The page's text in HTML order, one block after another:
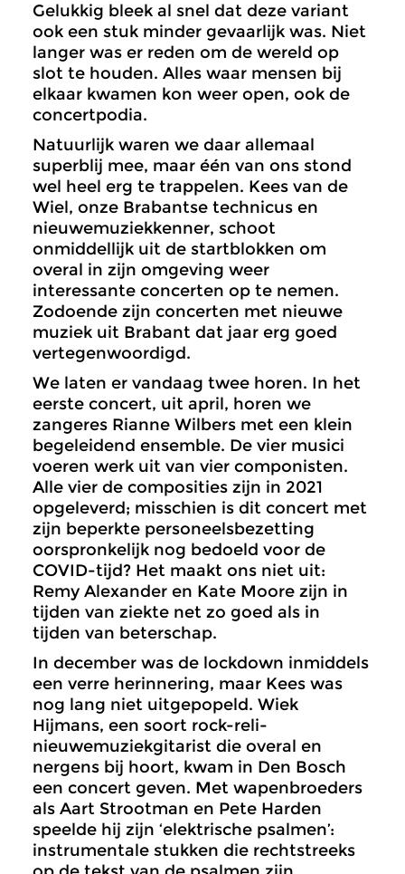
Gelukkig bleek al snel dat deze variant
ook een stuk minder gevaarlijk was. Niet
langer was er reden om de wereld op
slot te houden. Alles waar mensen bij
elkaar kwamen kon weer open, ook de
concertpodia.
Natuurlijk waren we daar allemaal
superblij mee, maar één van ons stond
wel heel erg te trappelen. Kees van de
Wiel, onze Brabantse technicus en
nieuwemuziekkenner, schoot
onmiddellijk uit de startblokken om
overal in zijn omgeving weer
interessante concerten op te nemen.
Zodoende zijn concerten met nieuwe
muziek uit Brabant dat jaar erg goed
vertegenwoordigd.
We laten er vandaag twee horen. In het
eerste concert, uit april, horen we
zangeres Rianne Wilbers met een klein
begeleidend ensemble. De vier musici
voeren werk uit van vier componisten.
Alle vier de composities zijn in 2021
opgeleverd; misschien is dit concert met
zijn beperkte personeelsbezetting
oorspronkelijk nog bedoeld voor de
COVID-tijd? Het maakt ons niet uit:
Remy Alexander en Kate Moore zijn in
tijden van ziekte net zo goed als in
tijden van beterschap.
In december was de lockdown inmiddels
een verre herinnering, maar Kees was
nog lang niet uitgepopeld. Wiek
Hijmans, een soort rock-reli-
nieuwemuziekgitarist die overal en
nergens bij hoort, kwam in Den Bosch
een concert geven. Met wapenbroeders
als Aart Strootman en Pete Harden
speelde hij zijn ‘elektrische psalmen’:
instrumentale stukken die rechtstreeks